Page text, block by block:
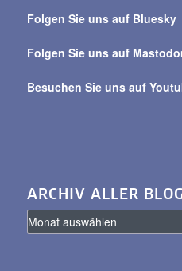
Folgen Sie uns auf Bluesky
Folgen Sie uns auf
Besuchen Sie uns auf
ARCHIV ALLER